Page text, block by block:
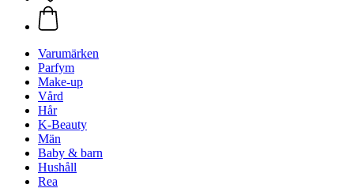
Varumärken
Parfym
Make-up
Vård
Hår
K-Beauty
Män
Baby & barn
Hushåll
Rea